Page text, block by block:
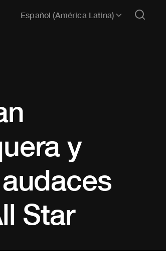
Español (América Latina)
y
Star